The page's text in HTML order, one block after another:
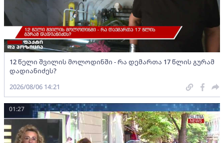
12 წელი შვილის მოლოდინში - რა დემართა 17 წლის გურამ
დადიანიძეს?
2026/08/06 14:21
01:27